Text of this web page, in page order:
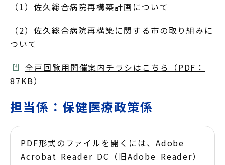
（1）佐久総合病院再構築計画について
（2）佐久総合病院再構築に関する市の取り組みに
ついて
全戸回覧用開催案内チラシはこちら（PDF：
87KB）
担当係：保健医療政策係
PDF形式のファイルを開くには、Adobe
Acrobat Reader DC（旧Adobe Reader）